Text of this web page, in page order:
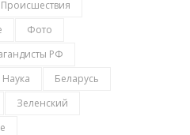
Происшествия
Фото
РФ
Наука
Беларусь
Зеленский